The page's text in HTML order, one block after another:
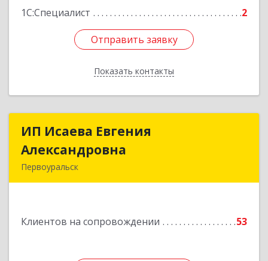
1С:Специалист
2
Отправить заявку
Показать контакты
Отправить заявку
Назад
ИП Исаева Евгения
Александровна
Первоуральск
Клиентов на сопровождении 53
ИП Исаева Евгения